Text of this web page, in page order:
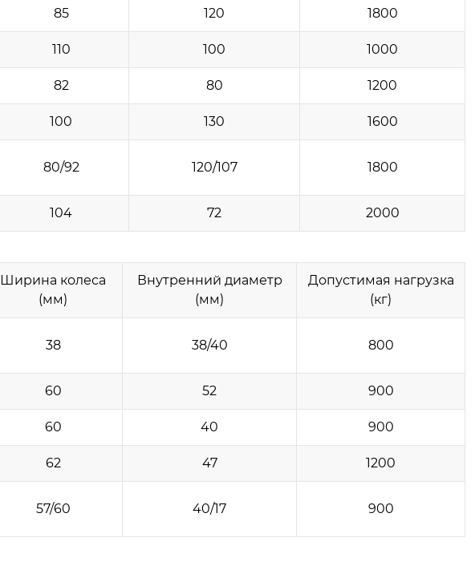
85 120 1800
110 100 1000
82 80 1200
100 130 1600
80/92 120/107 1800
104 72
2000
Ширина колеса
(мм)
Внутренний диаметр
(мм)
Допустимая нагрузка
(кг)
38 38/40 800
60 52 900
60 40 900
62 47 1200
57/60 40/17 900